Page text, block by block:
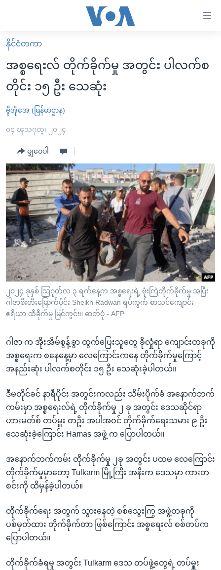
လွယ်ကူ
စေ
သည့်
Link
များ
ပင်မ
ကျော်
ကြည့်
ရန်
ပင်မ
အ
ညွန်း
စာမျက်နှာ
သို့
ကျော်
ကြည့်
ရန်
ရှာဖွေ
နေရာ
သို့
ကျော်
မူလစာမျက်နှာ
မြန်မာ
ကမ္ဘာ့သတင်းများ
နိုင်ငံတကာ
အစ္စရေး-ပါလက်စတိုင်း
ဗွီဒီယို
အင်္ဂလိပ်စာလေ့လာမယ်
အမေရိကန်သုံးအီဒီယံ
မကြေးမုံရဲ့ အင်္ဂလိပ်စာ
ရုပ်ရှင်ထဲက အင်္ဂလိပ်စာ
သုတပဒေသာ အင်္ဂလိပ်စာ
အပတ်စဉ်ကဏ္ဍများ
ရေဒီယို
တီဗွီ
ရေဒီယိုနှင့်ရုပ်သံ အချက်အလက်များ
ရေဒီယို/တီဗွီအစီအစဉ်
Learning English
ဗွီအိုအေ လူမှုကွန်ယက်များ
ဘာသာစကားများ
နိုင်ငံတကာ
အစ္စရေးလ် တိုက်ခိုက်မှု အတွင်း ပါလက်စ
တိုင်း ၁၅ ဦး သေဆုံး
ဗွီအိုအေ (မြန်မာဌာန)
၀၄ ၾသဂုတ္၊ ၂၀၂၄
မျှဝေပါ
၂၀၂၄ ခုနှစ် သြဂုတ်လ ၃ ရက်နေ့က အစ္စရေးရဲ့ ဗုံးကြဲတိုက်ခိုက်မှု အပြီး
ဂါဇာစီးတီးမြောက်ပိုင်း Sheikh Radwan ရပ်ကွက် စာသင်ကျောင်း
ဧရိယာ ထိခိုက်မှု မြင်ကွင်း။ ဓာတ်ပုံ - AFP
ဂါဇာ က အိုးအိမ်စွန့်ခွာ ထွက်ပြေးသူတွေ ခိုလှုံရာ ကျောင်းတခုကို
အစ္စရေးက စနေနေ့မှာ လေကြောင်းကနေ တိုက်ခိုက်မှုကြောင့်
အနည်းဆုံး ပါလက်စတိုင်း ၁၅ ဦး သေဆုံးခဲ့ပါတယ်။
ဒီမတိုင်ခင် နာရီပိုင်း အတွင်းကလည်း သိမ်းပိုက်ခံ အနောက်ဘက်
ကမ်းမှာ အစ္စရေးလ်ရဲ့ တိုက်ခိုက်မှု ၂ ခု အတွင်း ဒေသဆိုင်ရာ
ဟားမတ်စ် တပ်မှူး တဦး အပါအဝင် တိုက်ခိုက်ရေးသမား ၉ ဦး
သေဆုံးခဲ့ကြောင်း Hamas အဖွဲ့ က ပြောပါတယ်။
အနောက်ဘက်ကမ်း တိုက်ခိုက်မှု ၂ခု အတွင်း ပထမ လေကြောင်း
တိုက်ခိုက်မှုမှာတော့ Tulkarm မြို့ကြီး အနီးက ဒေသမှာ ကားတ
စင်းကို ထိမှန်ခဲ့ပါတယ်။
တိုက်ခိုက်ရေး အတွက် သွားနေတဲ့ စစ်သွေးကြွ အဖွဲ့တခုကို
ပစ်မှတ်ထား တိုက်ခိုက်တာ ဖြစ်ကြောင်း အစ္စရေးလ် စစ်တပ်က
ပြောပါတယ်။
တိုက်ခိုက်ခံရမှု အတွင်း Tulkarm ဒေသ တပ်ဖွဲ့တွေရဲ့ တပ်မှူး